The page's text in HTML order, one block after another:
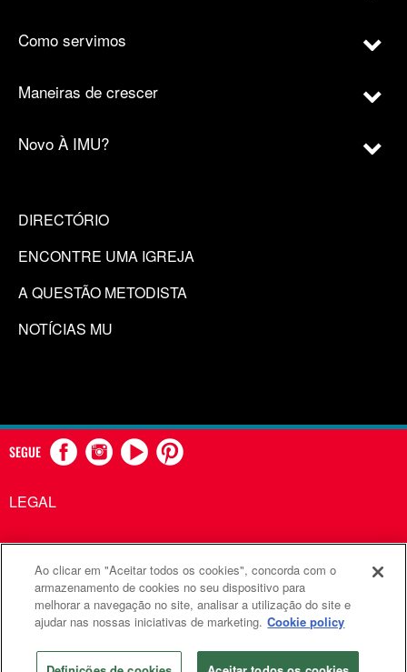
Como servimos
Maneiras de crescer
Novo À IMU?
DIRECTÓRIO
ENCONTRE UMA IGREJA
A QUESTÃO METODISTA
NOTÍCIAS MU
SEGUE
LEGAL
Comunicações Metodistas Unidas é uma agência da Igreja
Metodista Unida
©2026 Comunicações Metodistas Unidas. Todos os direitos
reservados
Ao clicar em "Aceitar todos os cookies", concorda com o
armazenamento de cookies no seu dispositivo para
melhorar a navegação no site, analisar a utilização do site e
ajudar nas nossas iniciativas de marketing. Cookie policy